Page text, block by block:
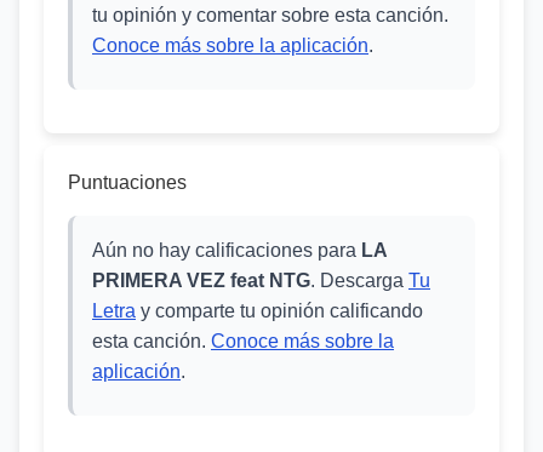
tu opinión y comentar sobre esta canción.
Conoce más sobre la aplicación.
Puntuaciones
Aún no hay calificaciones para LA
PRIMERA VEZ feat NTG. Descarga Tu
Letra y comparte tu opinión calificando
esta canción. Conoce más sobre la
aplicación.